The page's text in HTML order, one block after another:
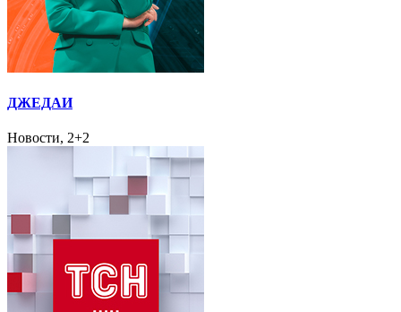
ДЖЕДАИ
Новости, 2+2